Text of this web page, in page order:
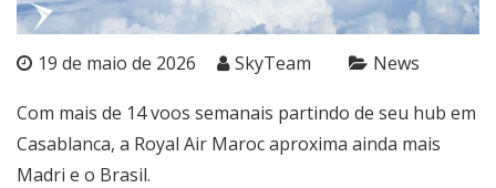
19 de maio de 2026 SkyTeam News
Com mais de 14 voos semanais partindo de seu hub em
Casablanca, a Royal Air Maroc aproxima ainda mais
Madri e o Brasil.